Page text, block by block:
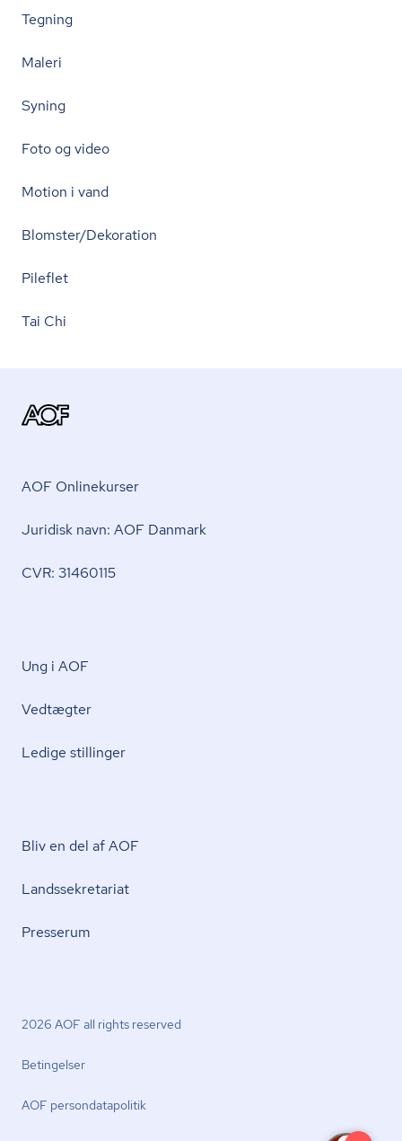
Tegning
Maleri
Syning
Foto og video
Motion i vand
Blomster/Dekoration
Pileflet
Tai Chi
AOF Onlinekurser
Juridisk navn: AOF Danmark
CVR: 31460115
Ung i AOF
Vedtægter
Ledige stillinger
Bliv en del af AOF
Lands­se­kre­ta­ri­at
Presserum
2026 AOF all rights reserved
Betingelser
AOF per­son­da­ta­po­li­tik